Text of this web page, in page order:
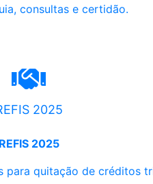
consultas e certidão.
2025
REFIS 2025
para quitação de créditos